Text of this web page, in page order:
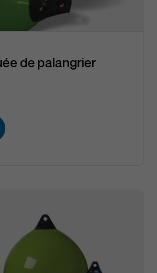
de palangrier